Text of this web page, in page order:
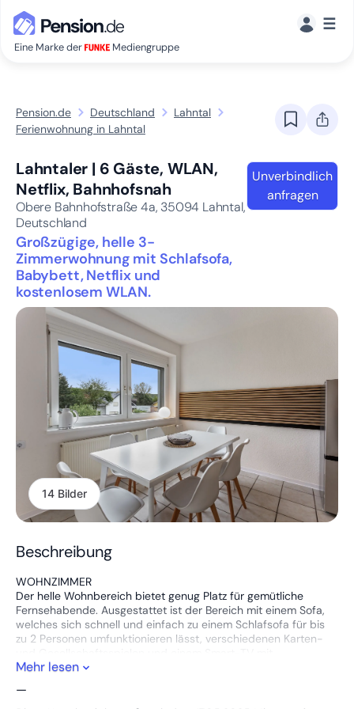
Eine Marke der Mediengruppe
☰
Pension.de Deutschland
Lahntal
Ferienwohnung in Lahntal
Lahntaler | 6 Gäste, WLAN,
Netflix, Bahnhofsnah
Obere Bahnhofstraße 4a, 35094 Lahntal,
Deutschland
Großzügige, helle 3-
Zimmerwohnung mit Schlafsofa,
Babybett, Netflix und
kostenlosem WLAN.
Unverbindlich
anfragen
14 Bilder
Beschreibung
WOHNZIMMER
Der helle Wohnbereich bietet genug Platz für gemütliche
Fernsehabende. Ausgestattet ist der Bereich mit einem Sofa,
welches sich schnell und einfach zu einem Schlafsofa für bis
zu 2 Personen umfunktionieren lässt, verschiedenen Karten-
Netflixzugang, um für genügend Unterhaltung zu sorgen.
KÜCHE + ESSZIMMER
Mehr lesen
—